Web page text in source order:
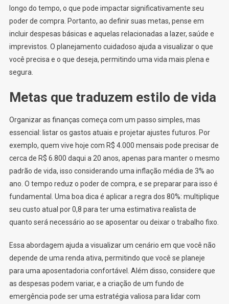
longo do tempo, o que pode impactar significativamente seu
poder de compra. Portanto, ao definir suas metas, pense em
incluir despesas básicas e aquelas relacionadas a lazer, saúde e
imprevistos. O planejamento cuidadoso ajuda a visualizar o que
você precisa e o que deseja, permitindo uma vida mais plena e
segura.
Metas que traduzem estilo de vida
Organizar as finanças começa com um passo simples, mas
essencial: listar os gastos atuais e projetar ajustes futuros. Por
exemplo, quem vive hoje com R$ 4.000 mensais pode precisar de
cerca de R$ 6.800 daqui a 20 anos, apenas para manter o mesmo
padrão de vida, isso considerando uma inflação média de 3% ao
ano. O tempo reduz o poder de compra, e se preparar para isso é
fundamental. Uma boa dica é aplicar a regra dos 80%: multiplique
seu custo atual por 0,8 para ter uma estimativa realista de
quanto será necessário ao se aposentar ou deixar o trabalho fixo.
Essa abordagem ajuda a visualizar um cenário em que você não
depende de uma renda ativa, permitindo que você se planeje
para uma aposentadoria confortável. Além disso, considere que
as despesas podem variar, e a criação de um fundo de
emergência pode ser uma estratégia valiosa para lidar com